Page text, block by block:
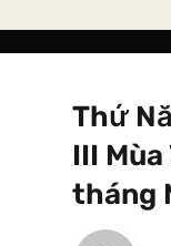
Thứ
III
tháng